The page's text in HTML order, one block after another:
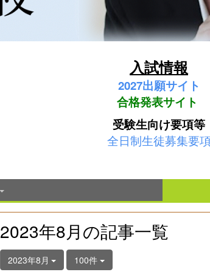
入試情報
2027出願サイト
合格発表サイト
受験生向け要項等
全日制生徒募集要
2023年8月の記事一覧
2023年8月 100件